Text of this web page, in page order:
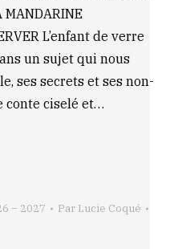
MANDARINE
L’enfant de verre
un sujet qui nous
ses secrets et ses non-
conte ciselé et…
– 2027 Par Lucie Coqué